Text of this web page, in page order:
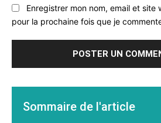
Enregistrer mon nom, email et
pour la prochaine fois que je
Sommaire de l'article